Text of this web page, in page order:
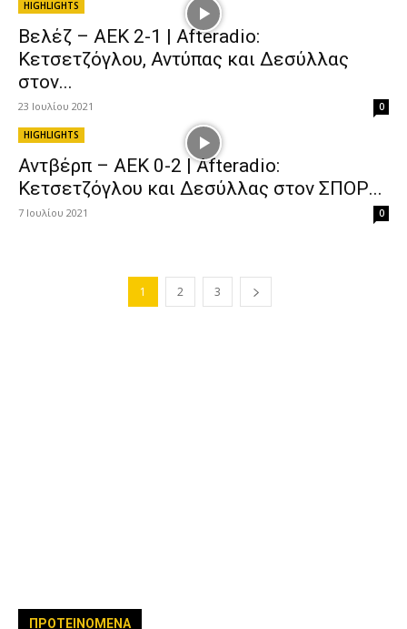
HIGHLIGHTS
Βελέζ – ΑΕΚ 2-1 | Afteradio:
Κετσετζόγλου, Αντύπας και Δεσύλλας
στον...
23 Ιουλίου 2021 0
HIGHLIGHTS
Αντβέρπ – ΑΕΚ 0-2 | Afteradio:
Κετσετζόγλου και Δεσύλλας στον ΣΠΟΡ...
7 Ιουλίου 2021 0
1 2 3
ΠΡΟΤΕΙΝΟΜΕΝΑ